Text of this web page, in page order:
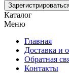
Каталог
Меню
Главная
Доставка и
Обратная
Контакты